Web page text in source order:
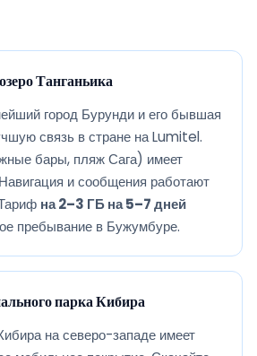
Танганьика
город Бурунди и его бывшая
связь в стране на Lumitel.
бары, пляж Сага) имеет
и сообщения работают
на 2–3 ГБ на 5–7 дней
пребывание в Бужумбуре.
парка Кибира
на северо-западе имеет